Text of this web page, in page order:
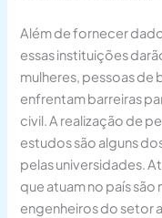
Além de fornecer
essas instituições
mulheres, pessoas de
enfrentam barreiras
civil. A realização de
estudos são alguns
pelas universidades.
que atuam no país
engenheiros do setor